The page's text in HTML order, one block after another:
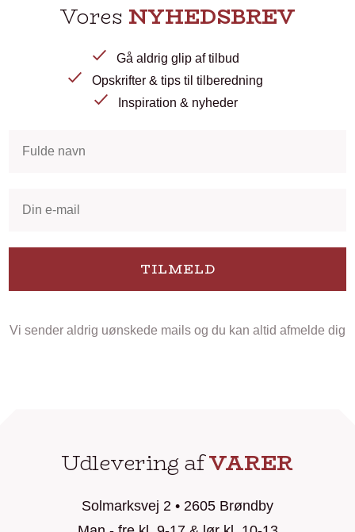
Vores NYHEDSBREV
Gå aldrig glip af tilbud
Opskrifter & tips til tilberedning
Inspiration & nyheder
TILMELD
Vi sender aldrig uønskede mails og du kan altid afmelde dig
Udlevering afVARER
Solmarksvej 2 • 2605 Brøndby